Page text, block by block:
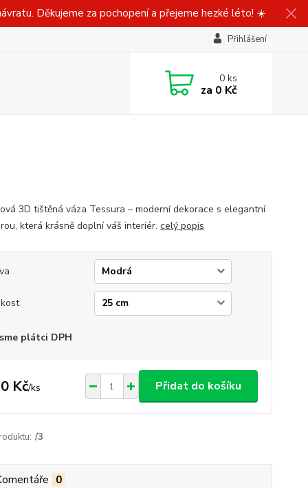
Děkujeme za pochopení a přejeme hezké léto! ☀️
Přihlášení
0ks
za 0 Kč
3D tištěná váza Tessura – moderní dekorace s elegantní
která krásně doplní váš interiér. celý popis
plátci DPH
Kč/ks Přidat do košíku
/3
0